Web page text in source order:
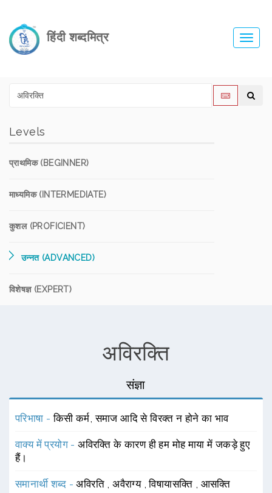
हिंदी शब्दमित्र
Levels
प्राथमिक (BEGINNER)
माध्यमिक (INTERMEDIATE)
कुशल (PROFICIENT)
उन्नत (ADVANCED)
विशेषज्ञ (EXPERT)
अविरक्ति
संज्ञा
परिभाषा -किसी कर्म, समाज आदि से विरक्त न होने का भाव
वाक्य में प्रयोग -अविरक्ति के कारण ही हम मोह माया में जकड़े हुए
हैं।
समानार्थी शब्द -अविरति ,अवैराग्य ,विषायासक्ति , आसक्ति